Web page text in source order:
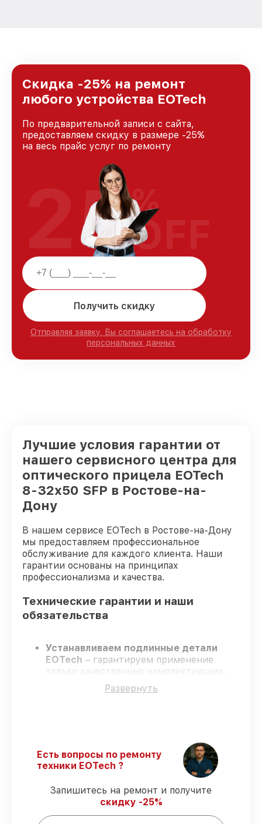
Скидка -25% на ремонт
любого устройства EOTech
По предварительной записи с сайта,
предоставляем скидку в размере -25%
на весь прайс услуг по ремонту
Получить скидку
Отправляя заявку, Вы соглашаетесь на обработку
персональных данных
25%
OFF
Лучшие условия гарантии от
нашего сервисного центра для
оптического прицела EOTech
8-32x50 SFP в Ростове-на-
Дону
В нашем сервисе EOTech в Ростове-на-Дону
мы предоставляем профессиональное
обслуживание для каждого клиента. Наши
гарантии основаны на принципах
профессионализма и качества.
Технические гарантии и наши
обязательства
Устанавливаем подлинные детали
EOTech – гарантируем применение
только качественных комплектующих.
Сертифицированные мастера
проходят жёсткий контроль знаний и
оптического прицела EOTech 8-32x50
SFP строго по договоренности.
– все работы и
запчасти защищены сервисной
Развернуть
Есть вопросы по ремонту
техники EOTech ?
Запишитесь на ремонт и получите
скидку -25%